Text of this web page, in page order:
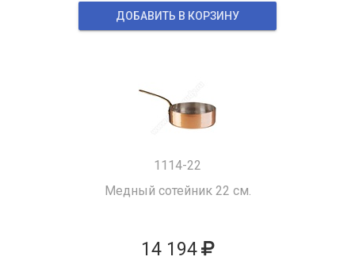
ДОБАВИТЬ В КОРЗИНУ
1114-22
Медный сотейник 22 см.
14 194